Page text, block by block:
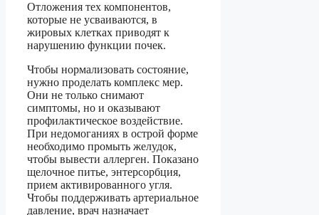
Отложения тех компонентов,
которые не усваиваются, в
жировых клетках приводят к
нарушению функции почек.
Чтобы нормализовать состояние,
нужно проделать комплекс мер.
Они не только снимают
симптомы, но и оказывают
профилактическое воздействие.
При недомоганиях в острой форме
необходимо промыть желудок,
чтобы вывести аллерген. Показано
щелочное питье, энтерсорбция,
прием активированного угля.
Чтобы поддерживать артериальное
давление, врач назначает